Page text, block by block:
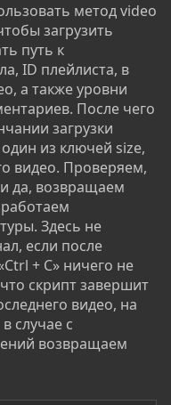
метод video
загрузить
путь к
ID плейлиста, в
а также уровни
После чего
загрузки
из ключей size,
видео. Проверяем,
да, возвращаем
Здесь не
если после
+ C» ничего не
скрипт завершит
видео, на
случае с
возвращаем